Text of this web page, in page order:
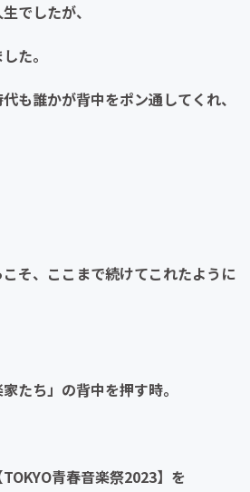
でしたが、
た。
も誰かが背中をポン通してくれ、
そ、ここまで続けてこれたように
たち」の背中を押す時。
青春音楽祭2023】を